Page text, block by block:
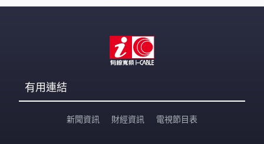
有用連結
新聞資訊 財經資訊 電視節目表